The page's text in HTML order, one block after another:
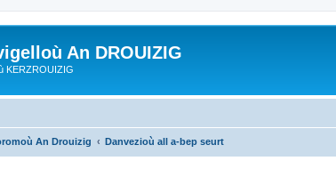
An DROUIZIG
KERZROUIZIG
An Drouizig Danvezioù all a-bep seurt